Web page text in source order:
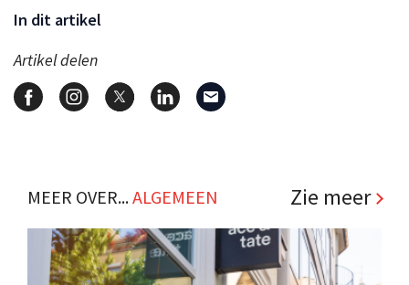
In dit artikel
Artikel delen
MEER OVER...ALGEMEEN Zie meer